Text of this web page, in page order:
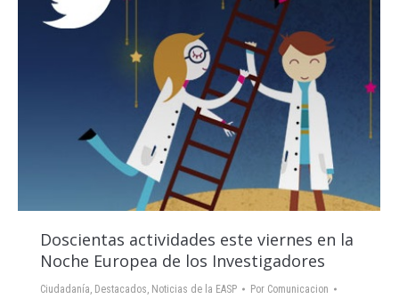
Doscientas actividades este viernes en la
Noche Europea de los Investigadores
Ciudadanía, Destacados, Noticias de la EASP Por Comunicacion